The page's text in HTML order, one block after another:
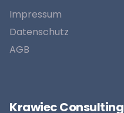
Impressum
Datenschutz
AGB
Krawiec Consulting